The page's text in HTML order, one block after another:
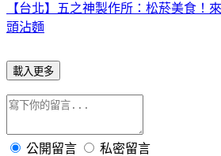
【台北】五之神製作所：松菸美食！
頭沾麵
載入更多
公開留言 私密留言